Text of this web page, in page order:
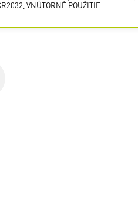
VNÚTORNÉ POUŽITIE